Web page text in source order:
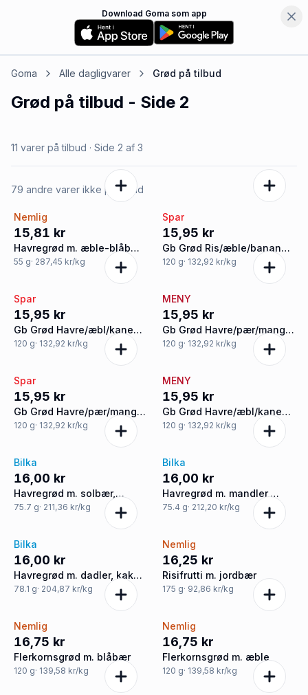
Download Goma som app
Goma Alle dagligvarer Grød på tilbud
Grød på tilbud - Side 2
11 varer på tilbud · Side 2 af 3
79 andre varer ikke på tilbud
Nemlig
15,81 kr
Havregrød m. æble-blåbær
øko.
55 g· 287,45 kr/kg
Spar
15,95 kr
Gb Grød Ris/æble/banan
Øko
120 g· 132,92 kr/kg
Spar
15,95 kr
Gb Grød Havre/æbl/kane
Øko
120 g· 132,92 kr/kg
MENY
15,95 kr
Gb Grød Havre/pær/mang
Øko
120 g· 132,92 kr/kg
Spar
15,95 kr
Gb Grød Havre/pær/mang
Øko
120 g· 132,92 kr/kg
MENY
15,95 kr
Gb Grød Havre/æbl/kane
Øko
120 g· 132,92 kr/kg
Bilka
16,00 kr
Havregrød m. solbær,
kanel, mandler og dadler
75.7 g· 211,36 kr/kg
Bilka
16,00 kr
Havregrød m. mandler,
rørsukker og hindbær
75.4 g· 212,20 kr/kg
Bilka
16,00 kr
Havregrød m. dadler, kakao
og kokos glutenfri øko
78.1 g· 204,87 kr/kg
Nemlig
16,25 kr
Risifrutti m. jordbær
175 g· 92,86 kr/kg
Nemlig
16,75 kr
Flerkornsgrød m. blåbær
120 g· 139,58 kr/kg
Nemlig
16,75 kr
Flerkornsgrød m. æble
120 g· 139,58 kr/kg